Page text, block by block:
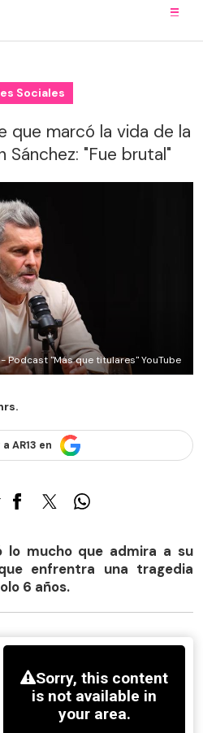
Sociales
que marcó la vida de la
Sánchez: "Fue brutal"
Podcast "Más que titulares" YouTube
AR13 en
lo mucho que admira a su
enfrentra una tragedia
6 años.